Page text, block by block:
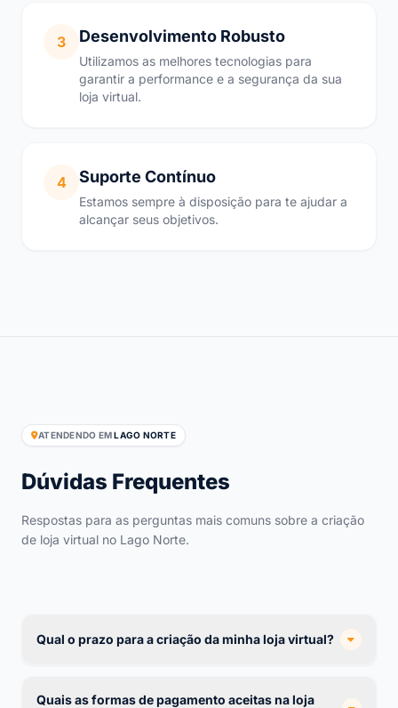
3 Desenvolvimento Robusto
Utilizamos as melhores tecnologias para
garantir a performance e a segurança da sua
loja virtual.
4 Suporte Contínuo
Estamos sempre à disposição para te ajudar a
alcançar seus objetivos.
ATENDENDO EMLAGO NORTE
Dúvidas Frequentes
Respostas para as perguntas mais comuns sobre a criação
de loja virtual no Lago Norte.
Qual o prazo para a criação da minha loja virtual?
Quais as formas de pagamento aceitas na loja